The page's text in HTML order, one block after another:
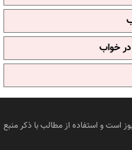
خواب
است و استفاده از مطالب با ذکر منبع